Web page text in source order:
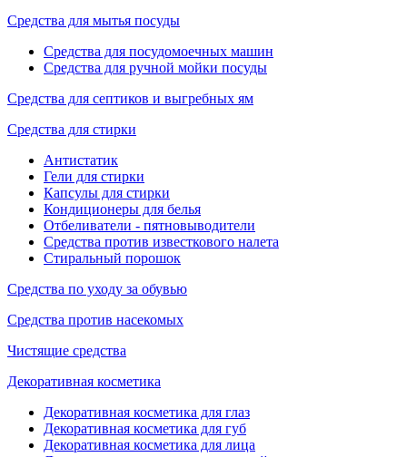
Средства для мытья посуды
Средства для посудомоечных машин
Средства для ручной мойки посуды
Средства для септиков и выгребных ям
Средства для стирки
Антистатик
Гели для стирки
Капсулы для стирки
Кондиционеры для белья
Отбеливатели - пятновыводители
Средства против известкового налета
Стиральный порошок
Средства по уходу за обувью
Средства против насекомых
Чистящие средства
Декоративная косметика
Декоративная косметика для глаз
Декоративная косметика для губ
Декоративная косметика для лица